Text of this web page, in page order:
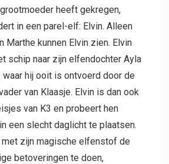
heeft gekregen,
in een parel-elf: Elvin. Alleen
Marthe kunnen Elvin zien. Elvin
schip naar zijn elfendochter Ayla
waar hij ooit is ontvoerd door de
van Klaasje. Elvin is dan ook
van K3 en probeert hen
een slecht daglicht te plaatsen.
met zijn magische elfenstof de
betoveringen te doen,